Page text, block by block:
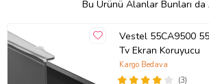
Bu Ürünü Alanlar Bunları da
Vestel 55CA9500
Tv Ekran Koruyucu
(3)
Kargo Bedava